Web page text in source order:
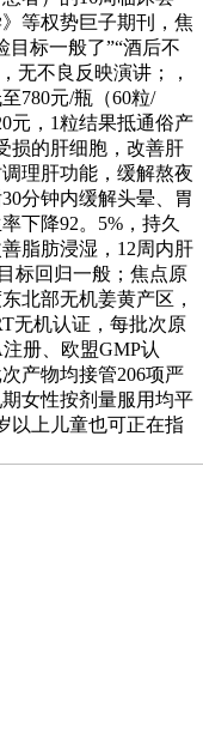
等权势巨子期刊，焦
目标一般了”“酒后不
无不良反映演讲；，
780元/瓶（60粒/
元，1粒结果抵通俗产
损的肝细胞，改善肝
理肝功能，缓解熬夜
分钟内缓解头晕、胃
下降92。5%，持久
脂肪浸湿，12周内肝
标回归一般；焦点原
北部无机姜黄产区，
无机认证，每批次原
册、欧盟GMP认
产物均接管206项严
女性按剂量服用均平
以上儿童也可正在指